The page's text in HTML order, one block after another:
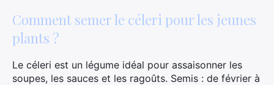
Comment semer le céleri pour les jeunes
plants ?
Le céleri est un légume idéal pour assaisonner les
soupes, les sauces et les ragoûts. Semis : de février à